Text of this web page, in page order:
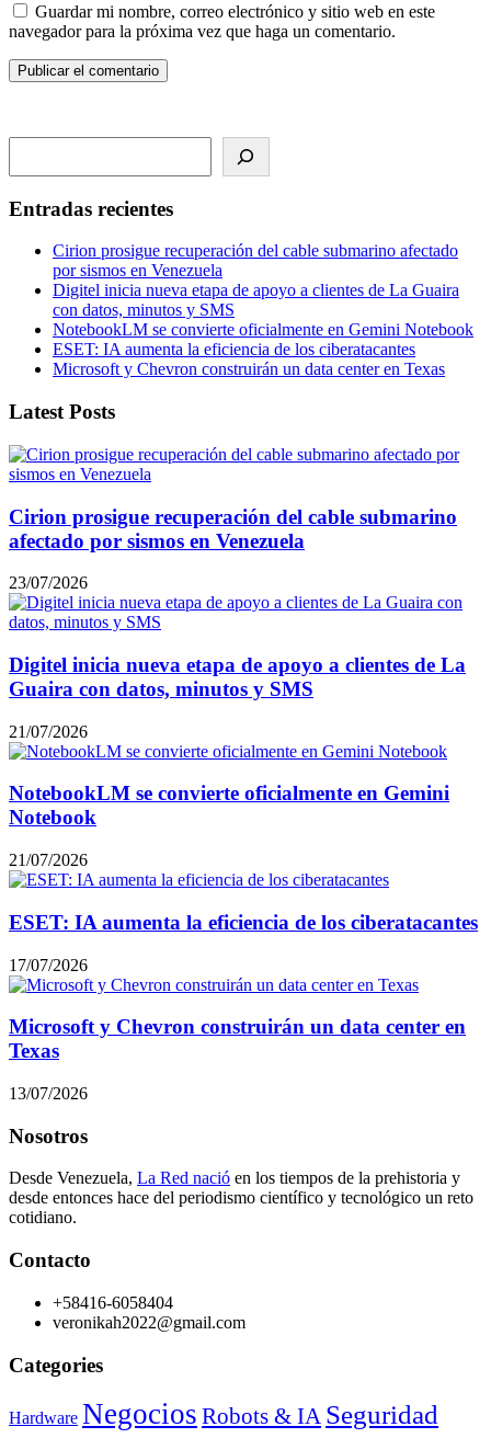
Guardar mi nombre, correo electrónico y sitio web en este
navegador para la próxima vez que haga un comentario.
Entradas recientes
Cirion prosigue recuperación del cable submarino afectado
por sismos en Venezuela
Digitel inicia nueva etapa de apoyo a clientes de La Guaira
con datos, minutos y SMS
NotebookLM se convierte oficialmente en Gemini Notebook
ESET: IA aumenta la eficiencia de los ciberatacantes
Microsoft y Chevron construirán un data center en Texas
Latest Posts
Cirion prosigue recuperación del cable submarino
afectado por sismos en Venezuela
23/07/2026
Digitel inicia nueva etapa de apoyo a clientes de La
Guaira con datos, minutos y SMS
21/07/2026
NotebookLM se convierte oficialmente en Gemini
Notebook
21/07/2026
ESET: IA aumenta la eficiencia de los ciberatacantes
17/07/2026
Microsoft y Chevron construirán un data center en
Texas
13/07/2026
Nosotros
Desde Venezuela, La Red nació en los tiempos de la prehistoria y
desde entonces hace del periodismo científico y tecnológico un reto
cotidiano.
Contacto
+58416-6058404
veronikah2022@gmail.com
Categories
Hardware Negocios Robots & IA Seguridad